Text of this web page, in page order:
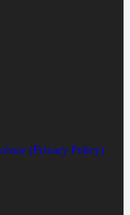
(Privacy Policy)